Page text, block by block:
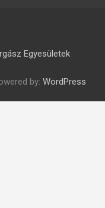
Egyesületek
by: WordPress